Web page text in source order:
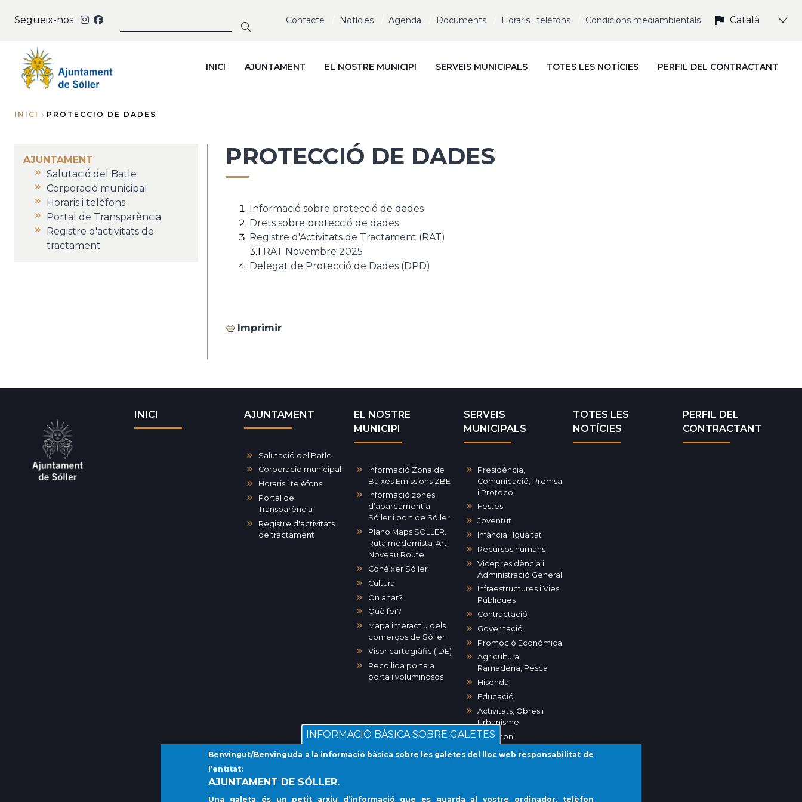
Segueix-nos Contacte Notícies Agenda Documents Horaris i telèfons Condicions mediambientals
SELECT
INICI AJUNTAMENT EL NOSTRE MUNICIPI SERVEIS MUNICIPALS TOTES LES NOTÍCIES PERFIL DEL CONTRACTANT
d'Ariadna
INICI PROTECCIO DE DADES
AJUNTAMENT
Salutació del Batle
Corporació municipal
Horaris i telèfons
Portal de Transparència
Registre d'activitats de
tractament
PROTECCIÓ DE DADES
Informació sobre protecció de dades
Drets sobre protecció de dades
Registre d'Activitats de Tractament (RAT)
3.1 RAT Novembre 2025
Delegat de Protecció de Dades (DPD)
Imprimir
INICI AJUNTAMENT
Salutació del Batle
Corporació municipal
Horaris i telèfons
Portal de
Transparència
Registre d'activitats
de tractament
EL NOSTRE
MUNICIPI
Informació Zona de
Baixes Emissions ZBE
Informació zones
d’aparcament a
Sóller i port de Sóller
Plano Maps SOLLER.
Ruta modernista-Art
Noveau Route
Conèixer Sóller
Cultura
On anar?
Què fer?
Mapa interactiu dels
comerços de Sóller
Visor cartogràfic (IDE)
Recollida porta a
porta i voluminosos
SERVEIS
MUNICIPALS
Presidència,
Comunicació, Premsa
i Protocol
Festes
Joventut
Infància i Igualtat
Recursos humans
Vicepresidència i
Administració General
Infraestructures i Vies
Públiques
Contractació
Governació
Promoció Econòmica
Agricultura,
Ramaderia, Pesca
Hisenda
Educació
Activitats, Obres i
Urbanisme
Patrimoni
Medi Ambient
TOTES LES
NOTÍCIES
PERFIL DEL
CONTRACTANT
INFORMACIÓ BÀSICA SOBRE GALETES
Benvingut/Benvinguda a la informació bàsica sobre les galetes del lloc web responsabilitat de
l’entitat:
AJUNTAMENT DE SÓLLER.
Una galeta és un petit arxiu d’informació que es guarda al vostre ordinador, telèfon